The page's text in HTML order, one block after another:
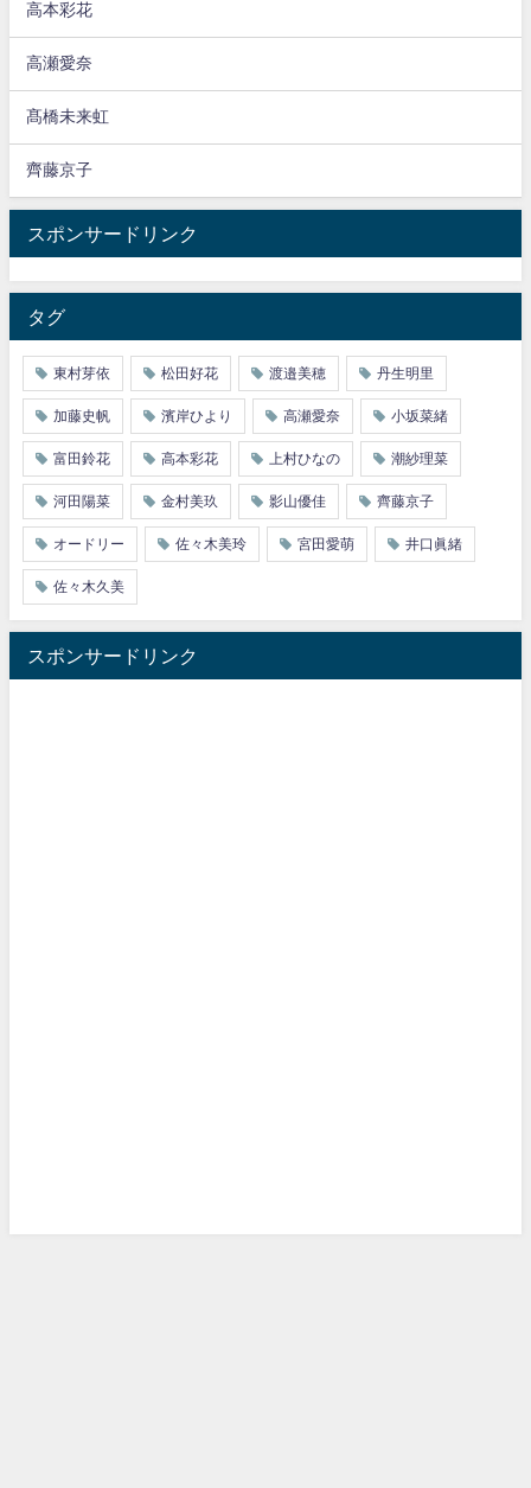
高本彩花
高瀬愛奈
髙橋未来虹
齊藤京子
スポンサードリンク
タグ
東村芽依 松田好花 渡邉美穂 丹生明里
加藤史帆 濱岸ひより 高瀬愛奈 小坂菜緒
富田鈴花 高本彩花 上村ひなの 潮紗理菜
河田陽菜 金村美玖 影山優佳 齊藤京子
オードリー 佐々木美玲 宮田愛萌 井口眞緒
佐々木久美
スポンサードリンク